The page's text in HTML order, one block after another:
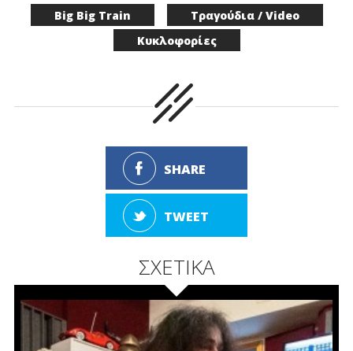
Big Big Train
Τραγούδια / Video
Κυκλοφορίες
SHARE
TWEET
ΣΧΕΤΙΚΑ